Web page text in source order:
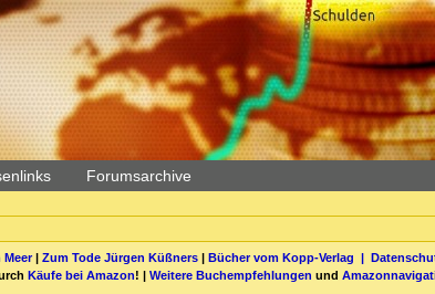
Forumsarchive
| Zum Tode Jürgen Küßners| Bücher vom Kopp-Verlag |
Käufe bei Amazon! | Weitere Buchempfehlungen und